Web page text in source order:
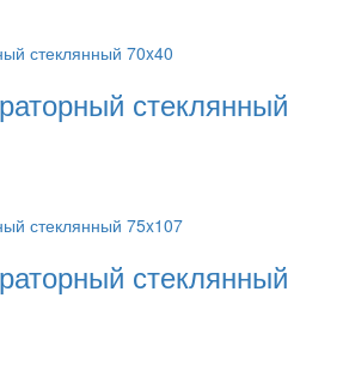
стеклянный
стеклянный